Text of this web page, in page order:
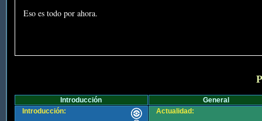
Eso es todo por ahora.
Introducción
General
Introducción:
Actualidad: